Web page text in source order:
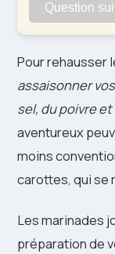
Question
Pour rehausser
assaisonner
sel, du poivre
aventureux
moins
carottes, qui se
Les marinades
préparation de